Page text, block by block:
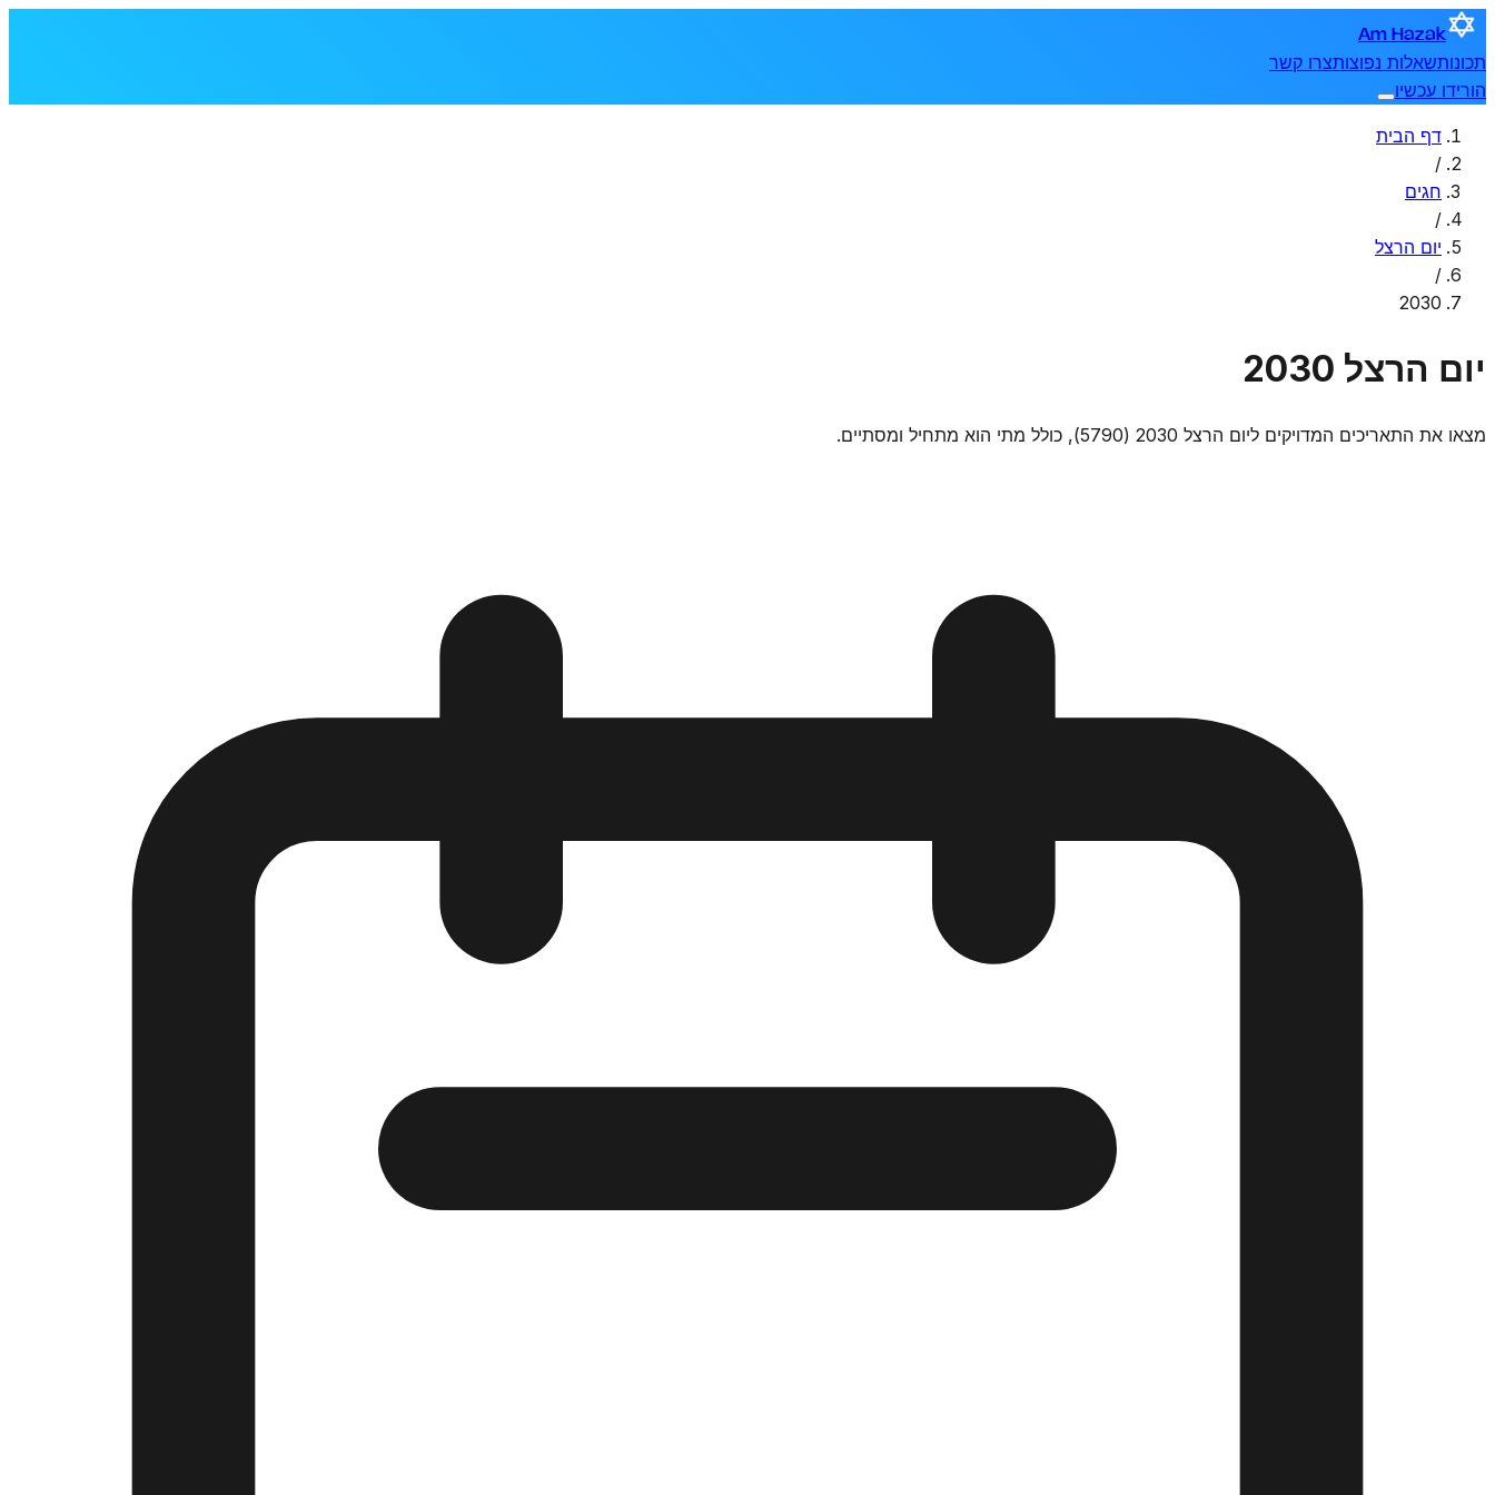
Am Hazak
תכונותשאלות נפוצותצרו קשר
הורידו עכשיו
דף הבית
/
חגים
/
יום הרצל
/
2030
יום הרצל 2030
מצאו את התאריכים המדויקים ליום הרצל 2030 (5790), כולל מתי הוא מתחיל ומסתיים.